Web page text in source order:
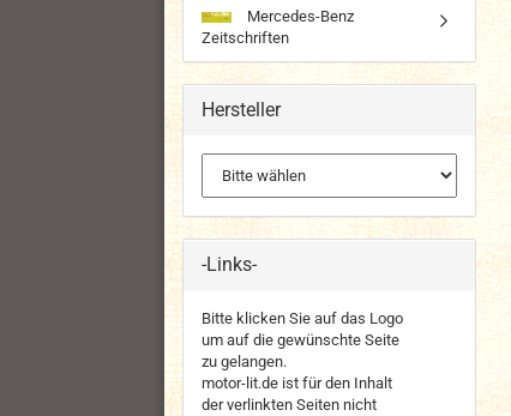
Mercedes-Benz
Zeitschriften
Hersteller
-Links-
Bitte klicken Sie auf das Logo
um auf die gewünschte Seite
zu gelangen.
motor-lit.de ist für den Inhalt
der verlinkten Seiten nicht